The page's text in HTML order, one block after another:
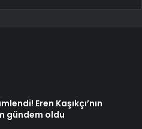
Eren Kaşıkçı’nın
gündem oldu